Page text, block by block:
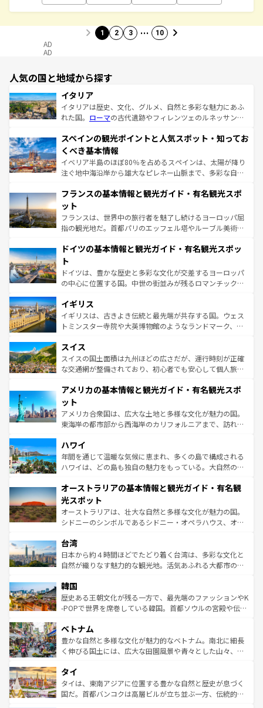
1 2 3 … 10
AD
AD
人気の国と地域から探す
イタリア
イタリアは歴史、文化、グルメ、自然と多彩な魅力にあふ
れた国。 ローマの古代遺跡やフィレンツェのルネッサンス
ろん、トスカーナの美しい田園風景やアマルフィ海岸の絶
景など、自然景観も見逃せない。観光の合間には、本場の
ピザやパスタなど、絶品のイタリア料理を堪能することも
できる。朝目覚めてから夜眠るまで、すべての瞬間を楽し
なお、新着のイタリア情報はコンテンツ一覧を参照してほ
しい。
スペインの観光ポイントと人気スポット・知ってお
くべき基本情報
イベリア半島のほぼ80％を占めるスペインは、太陽が降り
注ぐ地中海沿岸から雄大なピレネー山脈まで、多彩な自然
文化が根付くこの国では、情熱的なフラメンコ、熱気あふ
れる闘牛、そして美味しいタパスが生活の一部となってい
る。首都マドリードの洗練された雰囲気や、バルセロナの
アートに溢れた街角から、地方では古代ローマ遺跡や中世
せる。地方によって風土や気候が異なるスペインはその個
ンテンツ一覧 を参照してほしい。
フランスの基本情報と観光ガイド・有名観光スポ
ット
フランスは、世界中の旅行者を魅了し続けるヨーロッパ屈
指の観光地だ。首都パリのエッフェル塔やルーブル美術館
で、幅広い魅力が詰まっている。華麗な宮殿、歴史的な大
聖堂、美しいビーチ、そして豊かな自然が、訪れる者を心
から魅了する。また、フランスは美食の国としても知ら
れ、フランス料理はユネスコ無形文化遺産にも登録されて
香り高いラベンダー畑など、多彩な楽しみ方が可能だ。さ
らに、パリ以外の地域にも魅力が溢れており、どの街角に
も豊かな歴史と文化が息づいている。パリ以外の個性あふ
を参照してほしい。
ドイツの基本情報と観光ガイド・有名観光スポッ
ト
ドイツは、豊かな歴史と多彩な文化が交差するヨーロッパ
の中心に位置する国。中世の街並みが残るロマンチック街
顔を持つこの国は、どこを歩いても飽きることがない。ベ
ルリンの文化的活気、バイエルン州のアルプスの絶景、そ
してライン川沿いのワイン畑といった風景は必見。ビール
は、お酒好きな人にはぜひ体験してほしい。 なお、新着の
ドイツ情報はコンテンツ一覧を参照してほしい。
イギリス
イギリスは、古きよき伝統と最先端が共存する国。ウェス
トミンスター寺院や大英博物館のようなランドマーク、歴
リアごとに異なる魅力がある。また、優雅なアフタヌーン
ティー、ビール好きにはたまらない英国パブ、サッカー観
戦など、本場だからこそできる体験も豊富。イギリスを旅
ンツ一覧を参照してほしい。
スイス
スイスの国土面積は九州ほどの広さだが、運行時刻が正確
な交通網が整備されており、初心者でも安心して個人旅行
の建物がそのまま残る町や、スイスならではのユニークな
博物館もあり、アルプス観光だけでなく町歩きも満喫する
ことができる。国民の所得が高いため物価も高いが、旅行
者向けの交通パス提供のサービスもあり、うまく活用すれ
着のスイス情報は
アメリカの基本情報と観光ガイド・有名観光スポ
ット
アメリカ合衆国は、広大な土地と多様な文化が魅力の国。
東海岸の都市部から西海岸のカリフォルニアまで、訪れる
のような巨大都市は、観光、ショッピング、エンターテイ
ンメントが詰まった刺激的なスポットだ。一方、アメリカ
西部には大自然が広がり、グランドキャニオンやイエロー
部のニューオーリンズでは、音楽と美食が融合した独特の
文化が魅力。旅行者はアメリカの各地域で異なる魅力を楽
しみながら、その多様性と豊かな歴史を感じることができ
るだろう。車でのロードトリップや列車の旅も、アメリカ
情報は
ハワイ
年間を通じて温暖な気候に恵まれ、多くの島で構成される
ハワイは、どの島も独自の魅力をもっている。大自然の神
ワイ島は見逃せない。また、定番の観光地といえばオアフ
島だが、静かな自然を求めるならマウイ島やカウアイ島が
おすすめ。エメラルドグリーンに輝く海をはじめ、豊かな
文化や歴史が息づいている。「アロハスピリット」と呼ば
人々、おいしいローカルフードやハワイアンミュージッ
ク、伝統的なフラダンスなど、すべてがハワイの魅力を彩
っている。訪れるたびに新しい発見と感動が待っているハ
はコンテンツ一覧
オーストラリアの基本情報と観光ガイド・有名観
光スポット
オーストラリアは、壮大な自然と多様な文化が魅力の国。
シドニーのシンボルであるシドニー・オペラハウス、オー
リアリーフや大陸中央部にそびえるウルル（エアーズロッ
ク）、タスマニアの美しい原生林やケアンズの熱帯雨林な
ど、見どころがたくさん。また、カフェやワイン、オージ
いる。アクティビティも充実しており、サーフィンやダイ
ビング、ハイキングなど、アウトドア好きにはたまらな
い。オーストラリアの多彩な魅力を存分に味わいつくそ
参照してほしい。
台湾
日本から約４時間ほどでたどり着く台湾は、多彩な文化と
自然が織りなす魅力的な観光地。活気あふれる大都市の台
ン）、静ひつな山岳地帯である台湾東部など、都市の喧騒
と山間の静けさが共存しており、訪れる人に新しい発見と
驚きをもたらしてくれる。また、奥深い台湾の食文化も魅
容にもいいと評判のスイーツなど、バラエティ豊かな料理
が味わえる。 なお、新着の台湾情報は コンテンツ一覧を参
照してほしい。
韓国
歴史ある王朝文化が残る一方で、最先端のファッションやK
-POPで世界を席巻している韓国。首都ソウルの宮殿や伝統
き、地方に足を延ばせば四季折々の自然美を楽しむことが
できる。そして、キムチや焼肉、絶品のストリートフード
まで、さまざまな韓国料理が待っている。夜には、韓国な
リティに包まれながら、韓国の多彩な魅力を心ゆくまで味
わってみてほしい。 なお、新着の韓国情報はコンテンツ一
覧を参照してほしい。
ベトナム
豊かな自然と多様な文化が魅力的なベトナム。南北に細長
く伸びる国土には、広大な田園風景や青々とした山々、世
急速な発展と共に伝統が息づく。ハノイの古い町並みやホ
ーチミン市のフランス統治時代の建物も、独特の雰囲気を
醸し出している。また、バラエティの豊かさとおいしさで
タイ
タイは、東南アジアに位置する豊かな自然と歴史が息づく
国だ。首都バンコクは高層ビルが立ち並ぶ一方、伝統的な